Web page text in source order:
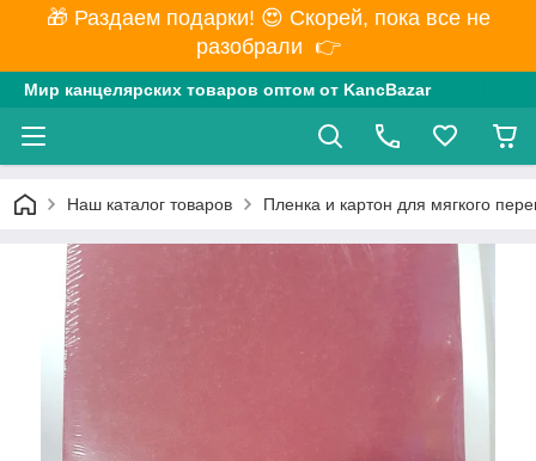
🎁 Раздаем подарки! 😍 Скорей, пока все не
разобрали 👉
Мир канцелярских товаров оптом от KancBazar
Наш каталог товаров Пленка и картон для мягкого